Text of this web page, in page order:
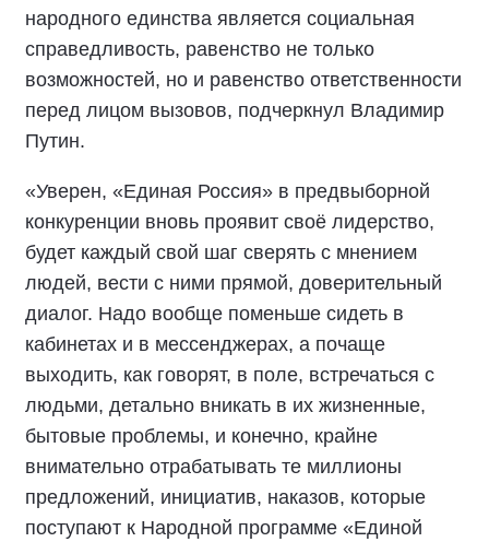
народного единства является социальная
справедливость, равенство не только
возможностей, но и равенство ответственности
перед лицом вызовов, подчеркнул Владимир
Путин.
«Уверен, «Единая Россия» в предвыборной
конкуренции вновь проявит своё лидерство,
будет каждый свой шаг сверять с мнением
людей, вести с ними прямой, доверительный
диалог. Надо вообще поменьше сидеть в
кабинетах и в мессенджерах, а почаще
выходить, как говорят, в поле, встречаться с
людьми, детально вникать в их жизненные,
бытовые проблемы, и конечно, крайне
внимательно отрабатывать те миллионы
предложений, инициатив, наказов, которые
поступают к Народной программе «Единой